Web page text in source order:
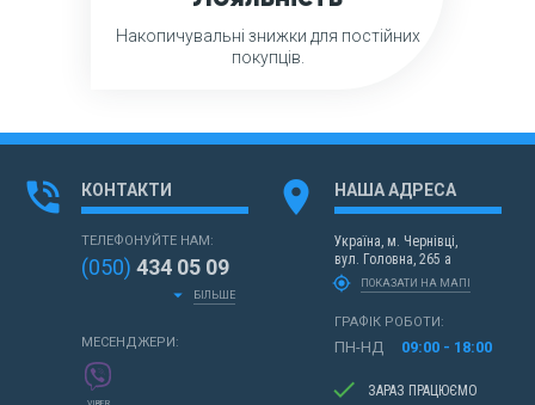
Накопичувальні знижки для постійних
покупців.
phone_in_talk КОНТАКТИ
ТЕЛЕФОНУЙТЕ НАМ:
(050) 434 05 09
arrow_drop_down БІЛЬШЕ
МЕСЕНДЖЕРИ:
location_on НАША АДРЕСА
Україна, м. Чернівці,
вул. Головна, 265 а
my_location ПОКАЗАТИ НА МАПІ
ГРАФІК РОБОТИ:
ПН-НД 09:00 - 18:00
done ЗАРАЗ ПРАЦЮЄМО